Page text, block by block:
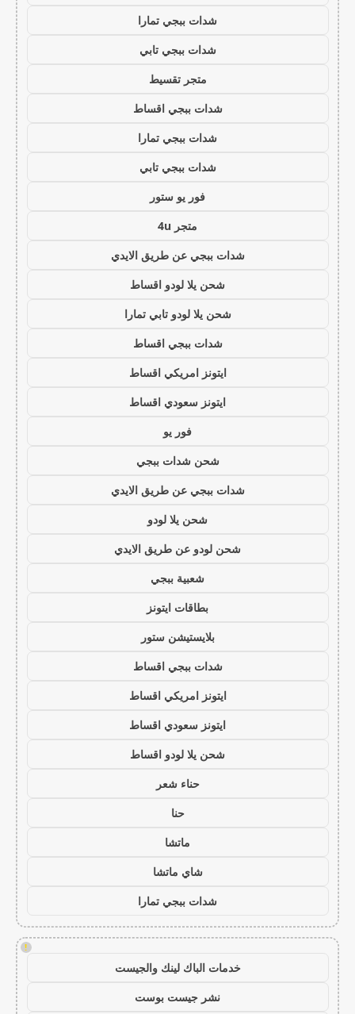
شدات ببجي تمارا
شدات ببجي تابي
متجر تقسيط
شدات ببجي اقساط
شدات ببجي تمارا
شدات ببجي تابي
فور يو ستور
متجر 4u
شدات ببجي عن طريق الايدي
شحن يلا لودو اقساط
شحن يلا لودو تابي تمارا
شدات ببجي اقساط
ايتونز امريكي اقساط
ايتونز سعودي اقساط
فور يو
شحن شدات ببجي
شدات ببجي عن طريق الايدي
شحن يلا لودو
شحن لودو عن طريق الايدي
شعبية ببجي
بطاقات ايتونز
بلايستيشن ستور
شدات ببجي اقساط
ايتونز امريكي اقساط
ايتونز سعودي اقساط
شحن يلا لودو اقساط
حناء شعر
حنا
ماتشا
شاي ماتشا
شدات ببجي تمارا
!
خدمات الباك لينك والجيست
نشر جيست بوست